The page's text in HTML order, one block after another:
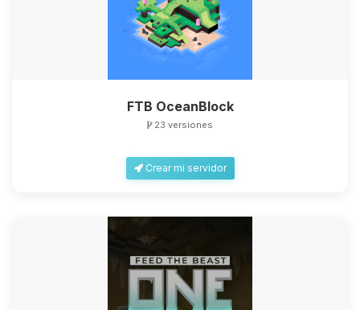
FTB OceanBlock
23 versiones
Crear mi servidor